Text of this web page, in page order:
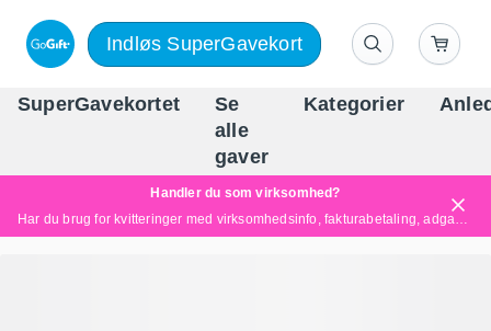
Indløs SuperGavekort
SuperGavekortet
Se
alle
gaver
Kategorier
Handler du som virksomhed?
Har du brug for kvitteringer med virksomhedsinfo, fakturabetaling, adgang for flere brugere eller skræddersyede løsninger?